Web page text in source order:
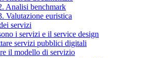
Analisi benchmark
Valutazione euristica
servizi
i servizi e il service design
servizi pubblici digitali
il modello di servizio